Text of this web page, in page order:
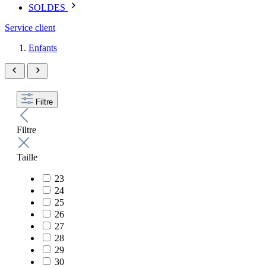
SOLDES
Service client
Enfants
Filtre
Filtre
Taille
23
24
25
26
27
28
29
30